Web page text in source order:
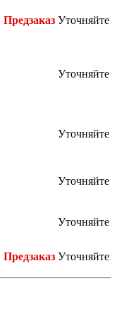
Предзаказ Уточняйте
Уточняйте
Уточняйте
Уточняйте
Уточняйте
Предзаказ Уточняйте